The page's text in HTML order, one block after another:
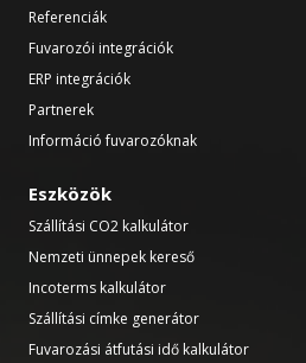
Referenciák
Fuvarozói integrációk
ERP integrációk
Partnerek
Információ fuvarozóknak
Eszközök
Szállítási CO2 kalkulátor
Nemzeti ünnepek kereső
Incoterms kalkulátor
Szállítási címke generátor
Fuvarozási átfutási idő kalkulátor